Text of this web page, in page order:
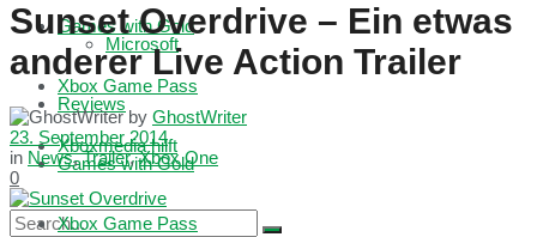
Games with Gold
Xbox Game Pass
Xboxmedia hilft
Microsoft
Reviews
Games with Gold
Xbox Game Pass
Sunset Overdrive – Ein etwas
anderer Live Action Trailer
by GhostWriter
23. September 2014
in News,Trailer,Xbox One
0